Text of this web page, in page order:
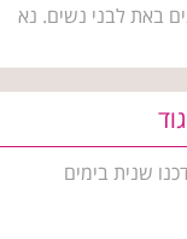
באת לבני נשים. נא
שנית בימים